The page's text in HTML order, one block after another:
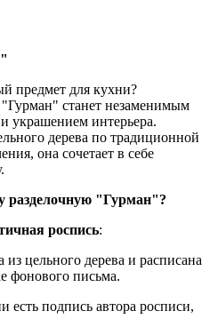
предмет для кухни?
"Гурман" станет незаменимым
украшением интерьера.
дерева по традиционной
она сочетает в себе
разделочную "Гурман"?
роспись:
из цельного дерева и расписана
фонового письма.
есть подпись автора росписи,